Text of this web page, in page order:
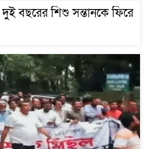
বছরের শিশু সন্তানকে ফিরে